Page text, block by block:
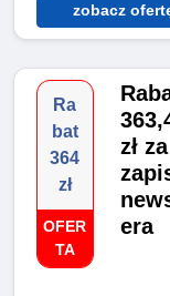
zobacz
Ra
bat
364
zł
OFER
TA
zł za
era